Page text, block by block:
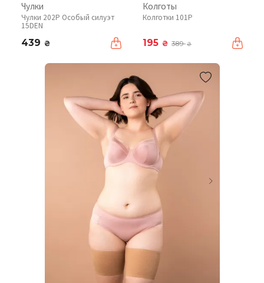
Чулки
Чулки 202P Особый силуэт
15DEN
439 ₴
Колготы
Колготки 101P
195 ₴ 389₴